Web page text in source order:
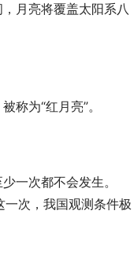
月亮将覆盖太阳系八
称为“红月亮”。
一次都不会发生。
次，我国观测条件极